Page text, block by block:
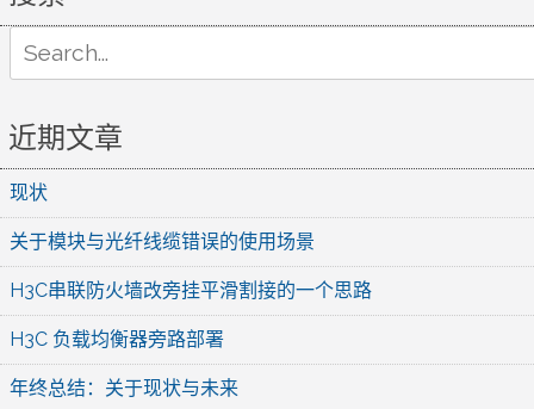
for:
近期文章
现状
关于模块与光纤线缆错误的使用场景
H3C串联防火墙改旁挂平滑割接的一个思路
H3C 负载均衡器旁路部署
年终总结：关于现状与未来